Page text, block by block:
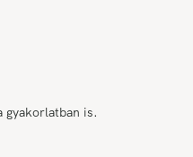
gyakorlatban is.